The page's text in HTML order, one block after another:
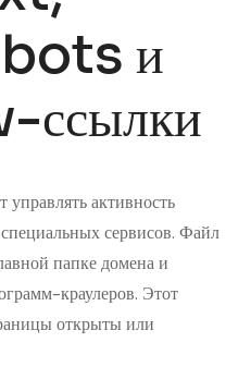
и
управлять активность
сервисов. Файл
папке домена и
краулеров. Этот
открыты или